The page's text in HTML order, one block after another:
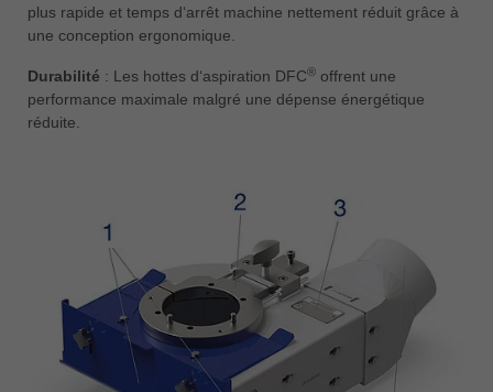
plus rapide et temps d‘arrêt machine nettement réduit grâce à
une conception ergonomique.
Durabilité : Les hottes d‘aspiration DFC® offrent une
performance maximale malgré une dépense énergétique
réduite.